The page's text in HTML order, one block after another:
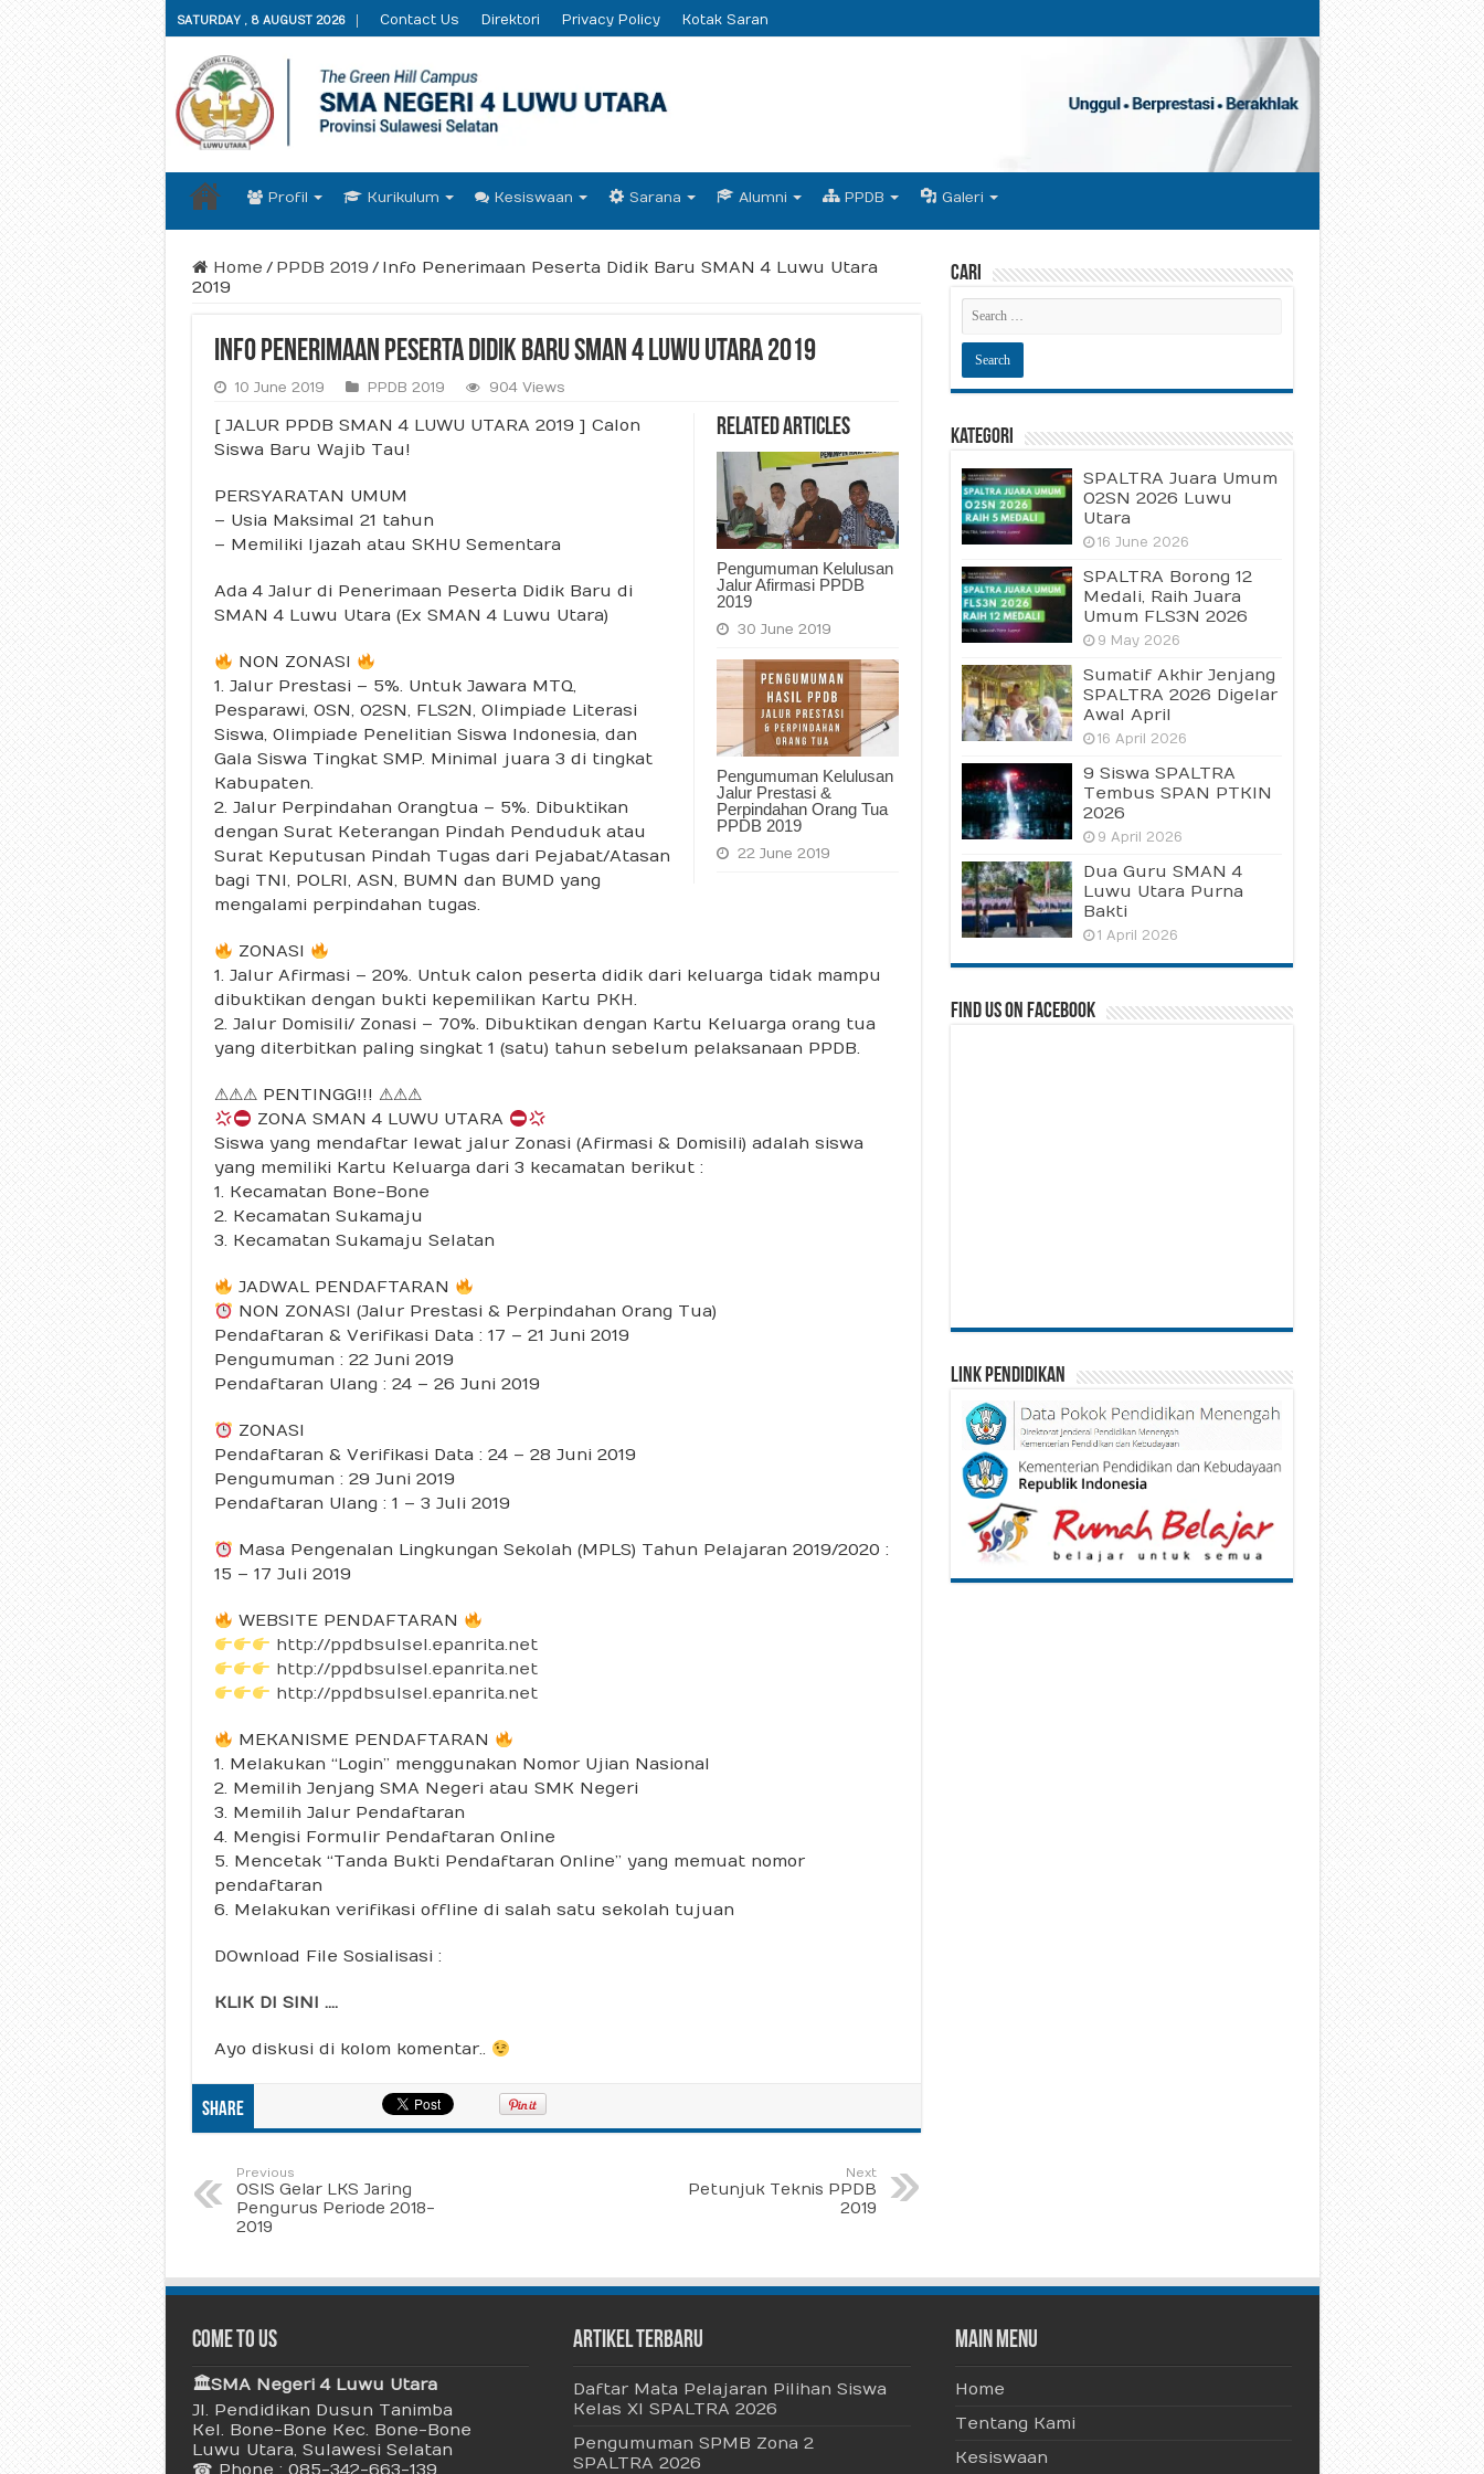
SATURDAY , 8 AUGUST 2026 Contact Us Direktori Privacy Policy Kotak Saran
Profil Kurikulum Kesiswaan Sarana Alumni PPDB Galeri
Home / PPDB 2019 / Info Penerimaan Peserta Didik Baru SMAN 4 Luwu Utara
2019
Info Penerimaan Peserta Didik Baru SMAN 4 Luwu Utara 2019
10 June 2019 PPDB 2019 904 Views
Related Articles
Pengumuman Kelulusan
Jalur Afirmasi PPDB
2019
30 June 2019
Pengumuman Kelulusan
Jalur Prestasi &
Perpindahan Orang Tua
PPDB 2019
22 June 2019
[ JALUR PPDB SMAN 4 LUWU UTARA 2019 ] Calon
Siswa Baru Wajib Tau!
PERSYARATAN UMUM
– Usia Maksimal 21 tahun
– Memiliki Ijazah atau SKHU Sementara
Ada 4 Jalur di Penerimaan Peserta Didik Baru di
SMAN 4 Luwu Utara (Ex SMAN 4 Luwu Utara)
NON ZONASI
1. Jalur Prestasi – 5%. Untuk Jawara MTQ,
Pesparawi, OSN, O2SN, FLS2N, Olimpiade Literasi
Siswa, Olimpiade Penelitian Siswa Indonesia, dan
Gala Siswa Tingkat SMP. Minimal juara 3 di tingkat
Kabupaten.
2. Jalur Perpindahan Orangtua – 5%. Dibuktikan
dengan Surat Keterangan Pindah Penduduk atau
Surat Keputusan Pindah Tugas dari Pejabat/Atasan
bagi TNI, POLRI, ASN, BUMN dan BUMD yang
mengalami perpindahan tugas.
ZONASI
1. Jalur Afirmasi – 20%. Untuk calon peserta didik dari keluarga tidak mampu
dibuktikan dengan bukti kepemilikan Kartu PKH.
2. Jalur Domisili/ Zonasi – 70%. Dibuktikan dengan Kartu Keluarga orang tua
yang diterbitkan paling singkat 1 (satu) tahun sebelum pelaksanaan PPDB.
⚠⚠⚠ PENTINGG!!! ⚠⚠⚠
ZONA SMAN 4 LUWU UTARA
Siswa yang mendaftar lewat jalur Zonasi (Afirmasi & Domisili) adalah siswa
yang memiliki Kartu Keluarga dari 3 kecamatan berikut :
1. Kecamatan Bone-Bone
2. Kecamatan Sukamaju
3. Kecamatan Sukamaju Selatan
JADWAL PENDAFTARAN
NON ZONASI (Jalur Prestasi & Perpindahan Orang Tua)
Pendaftaran & Verifikasi Data : 17 – 21 Juni 2019
Pengumuman : 22 Juni 2019
Pendaftaran Ulang : 24 – 26 Juni 2019
ZONASI
Pendaftaran & Verifikasi Data : 24 – 28 Juni 2019
Pengumuman : 29 Juni 2019
Pendaftaran Ulang : 1 – 3 Juli 2019
Masa Pengenalan Lingkungan Sekolah (MPLS) Tahun Pelajaran 2019/2020 :
15 – 17 Juli 2019
WEBSITE PENDAFTARAN
http://ppdbsulsel.epanrita.net
http://ppdbsulsel.epanrita.net
http://ppdbsulsel.epanrita.net
MEKANISME PENDAFTARAN
1. Melakukan “Login” menggunakan Nomor Ujian Nasional
2. Memilih Jenjang SMA Negeri atau SMK Negeri
3. Memilih Jalur Pendaftaran
4. Mengisi Formulir Pendaftaran Online
5. Mencetak “Tanda Bukti Pendaftaran Online” yang memuat nomor
pendaftaran
6. Melakukan verifikasi offline di salah satu sekolah tujuan
DOwnload File Sosialisasi :
KLIK DI SINI ….
Ayo diskusi di kolom komentar..
Share
Previous
OSIS Gelar LKS Jaring
Pengurus Periode 2018-
2019
Next
Petunjuk Teknis PPDB
2019
Cari
Kategori
SPALTRA Juara Umum
O2SN 2026 Luwu
Utara
16 June 2026
SPALTRA Borong 12
Medali, Raih Juara
Umum FLS3N 2026
9 May 2026
Sumatif Akhir Jenjang
SPALTRA 2026 Digelar
Awal April
16 April 2026
9 Siswa SPALTRA
Tembus SPAN PTKIN
2026
9 April 2026
Dua Guru SMAN 4
Luwu Utara Purna
Bakti
1 April 2026
Find us on Facebook
Link Pendidikan
Come To Us
🏛 SMA Negeri 4 Luwu Utara
Jl. Pendidikan Dusun Tanimba
Kel. Bone-Bone Kec. Bone-Bone
Luwu Utara, Sulawesi Selatan
Artikel Terbaru
Daftar Mata Pelajaran Pilihan Siswa
Kelas XI SPALTRA 2026
Pengumuman SPMB Zona 2
SPALTRA 2026
Main Menu
Home
Tentang Kami
Kesiswaan